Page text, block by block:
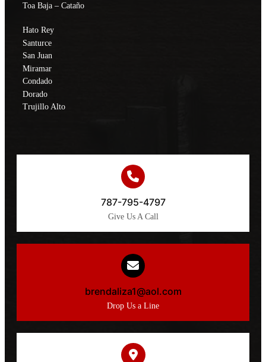
Toa Baja – Cataño
Hato Rey
Santurce
San Juan
Miramar
Condado
Dorado
Trujillo Alto
787-795-4797
Give Us A Call
brendaliza1@aol.com
Drop Us a Line